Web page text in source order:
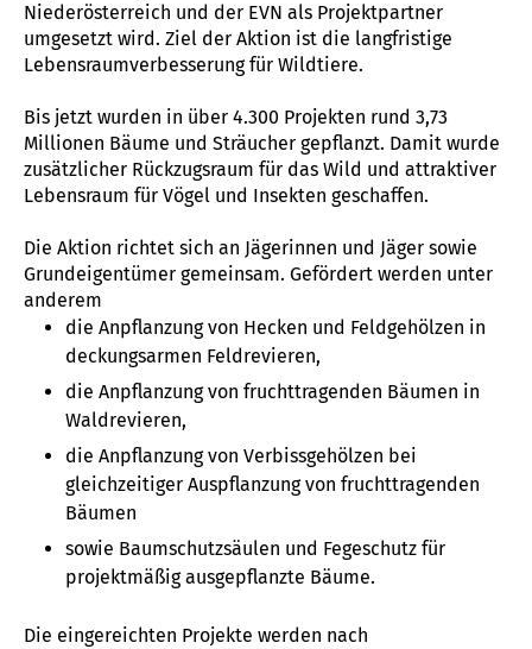
Niederösterreich und der EVN als Projektpartner
umgesetzt wird. Ziel der Aktion ist die langfristige
Lebensraumverbesserung für Wildtiere.
Bis jetzt wurden in über 4.300 Projekten rund 3,73
Millionen Bäume und Sträucher gepflanzt. Damit wurde
zusätzlicher Rückzugsraum für das Wild und attraktiver
Lebensraum für Vögel und Insekten geschaffen.
Die Aktion richtet sich an Jägerinnen und Jäger sowie
Grundeigentümer gemeinsam. Gefördert werden unter
anderem
die Anpflanzung von Hecken und Feldgehölzen in
deckungsarmen Feldrevieren,
die Anpflanzung von fruchttragenden Bäumen in
Waldrevieren,
die Anpflanzung von Verbissgehölzen bei
gleichzeitiger Auspflanzung von fruchttragenden
Bäumen
sowie Baumschutzsäulen und Fegeschutz für
projektmäßig ausgepflanzte Bäume.
Die eingereichten Projekte werden nach